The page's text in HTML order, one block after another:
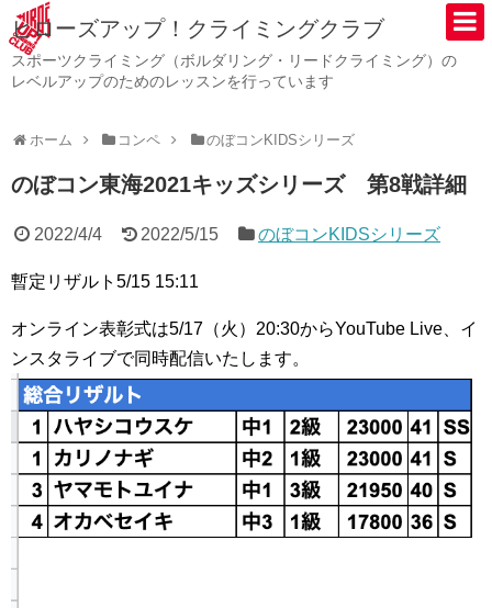
ヒローズアップ！クライミングクラブ
スポーツクライミング（ボルダリング・リードクライミング）の
レベルアップのためのレッスンを行っています
ホーム コンペ のぼコンKIDSシリーズ
のぼコン東海2021キッズシリーズ 第8戦詳細
2022/4/4 2022/5/15 のぼコンKIDSシリーズ
暫定リザルト5/15 15:11
オンライン表彰式は5/17（火）20:30からYouTube Live、イ
ンスタライブで同時配信いたします。